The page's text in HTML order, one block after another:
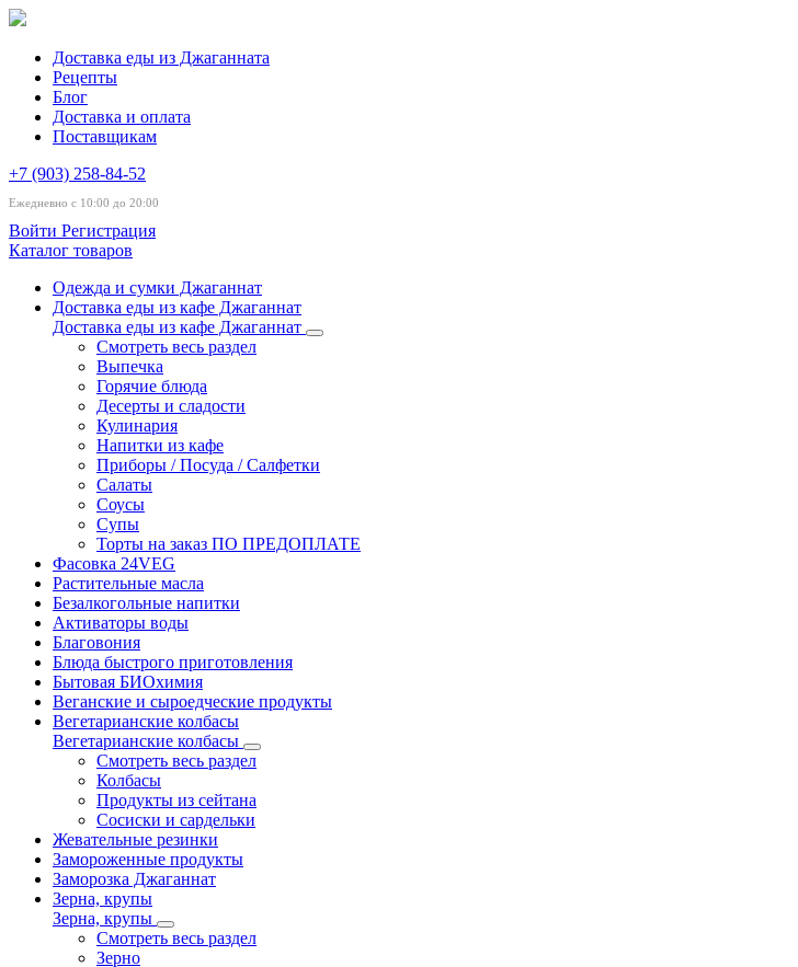
Доставка еды из Джаганната
Рецепты
Блог
Доставка и оплата
Поставщикам
+7 (903) 258-84-52
Ежедневно с 10:00 до 20:00
Войти Регистрация
Каталог товаров
Одежда и сумки Джаганнат
Доставка еды из кафе Джаганнат
Доставка еды из кафе Джаганнат
Смотреть весь раздел
Выпечка
Горячие блюда
Десерты и сладости
Кулинария
Напитки из кафе
Приборы / Посуда / Салфетки
Салаты
Соусы
Супы
Торты на заказ ПО ПРЕДОПЛАТЕ
Фасовка 24VEG
Растительные масла
Безалкогольные напитки
Активаторы воды
Благовония
Блюда быстрого приготовления
Бытовая БИОхимия
Веганские и сыроедческие продукты
Вегетарианские колбасы
Вегетарианские колбасы
Смотреть весь раздел
Колбасы
Продукты из сейтана
Сосиски и сардельки
Жевательные резинки
Замороженные продукты
Заморозка Джаганнат
Зерна, крупы
Зерна, крупы
Смотреть весь раздел
Зерно